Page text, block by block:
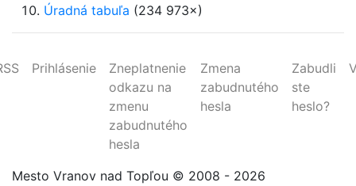
Úradná tabuľa (234 973×)
Prihlásenie
Zneplatnenie
odkazu na
zmenu
zabudnutého
hesla
Zmena
zabudnutého
hesla
Zabudli
ste
heslo?
Mesto Vranov nad Topľou © 2008 - 2026